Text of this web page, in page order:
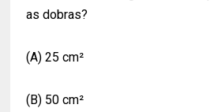
as dobras?
(A) 25 cm²
(B) 50 cm²